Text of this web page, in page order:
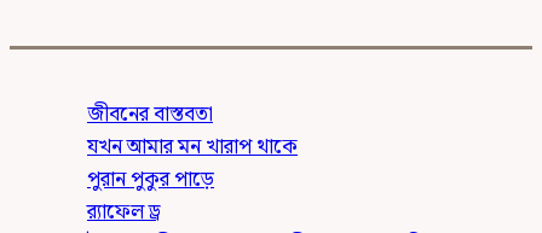
জীবনের বাস্তবতা
যখন আমার মন খারাপ থাকে
পুরান পুকুর পাড়ে
র‍্যাফেল ড্র